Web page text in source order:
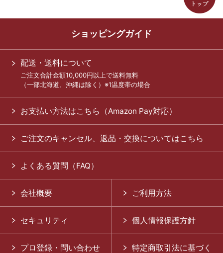
ショッピングガイド
配送・送料について
ご注文合計金額10,000円以上で送料無料
（一部北海道、沖縄は除く）※1温度帯の場合
お支払い方法はこちら（Amazon Pay対応）
ご注文のキャンセル、返品・交換についてはこちら
よくある質問（FAQ）
会社概要 ご利用方法
セキュリティ 個人情報保護方針
プロ登録・問い合わせ
特定商取引法に基づく